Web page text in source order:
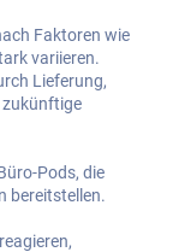
Faktoren wie
variieren.
Lieferung,
Pods, die
bereitstellen.